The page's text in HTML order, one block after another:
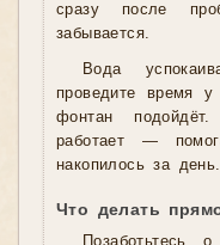
сразу после
забывается.
Вода
проведите время
фонтан
работает —
накопилось за день.
Что делать